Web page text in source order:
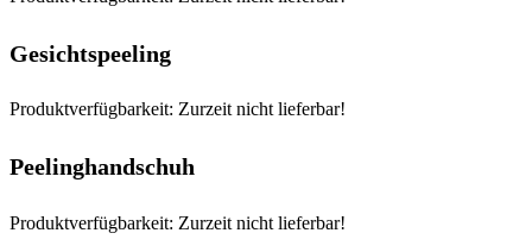
Gesichtspeeling
Produktverfügbarkeit: Zurzeit nicht lieferbar!
Peelinghandschuh
Produktverfügbarkeit: Zurzeit nicht lieferbar!